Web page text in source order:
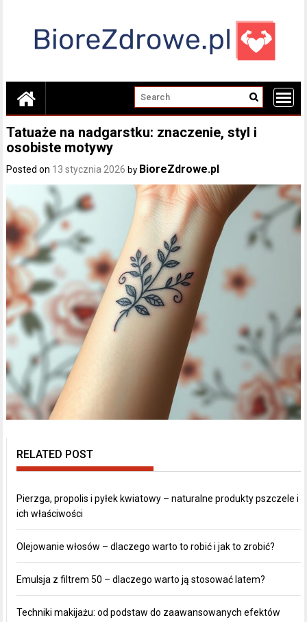
Tatuaże na nadgarstku: znaczenie, styl i
osobiste motywy
Posted on 13 stycznia 2026 by BioreZdrowe.pl
RELATED POST
Pierzga, propolis i pyłek kwiatowy – naturalne produkty pszczele i
ich właściwości
Olejowanie włosów – dlaczego warto to robić i jak to zrobić?
Emulsja z filtrem 50 – dlaczego warto ją stosować latem?
Techniki makijażu: od podstaw do zaawansowanych efektów